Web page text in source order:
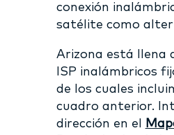
conexión
satélite como
Arizona está llena
ISP inalámbricos
de los cuales
cuadro anterior.
dirección en el